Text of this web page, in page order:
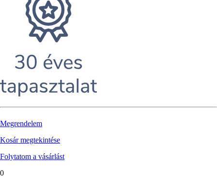
Megrendelem
Kosár megtekintése
Folytatom a vásárlást
0